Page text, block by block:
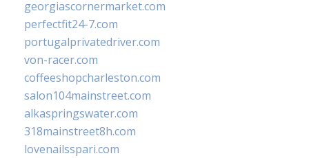
georgiascornermarket.com
perfectfit24-7.com
portugalprivatedriver.com
von-racer.com
coffeeshopcharleston.com
salon104mainstreet.com
alkaspringswater.com
318mainstreet8h.com
lovenailsspari.com